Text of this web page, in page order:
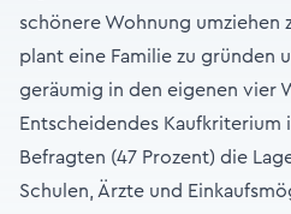
schönere Wohnung umziehen
plant eine Familie zu gründen
geräumig in den eigenen vier
Entscheidendes Kaufkriterium
Befragten (47 Prozent) die
Schulen, Ärzte und